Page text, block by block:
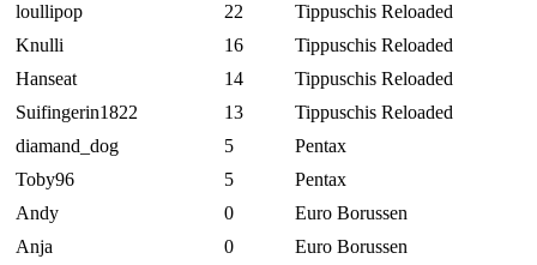
loullipop
22
Tippuschis Reloaded
Knulli
16
Tippuschis Reloaded
Hanseat
14
Tippuschis Reloaded
Suifingerin1822
13
Tippuschis Reloaded
diamand_dog
5
Pentax
Toby96
5
Pentax
Andy
0
Euro Borussen
Anja
0
Euro Borussen